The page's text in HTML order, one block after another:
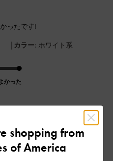
ったです!
| カラー: ホワイト系
かった
shopping from
of America